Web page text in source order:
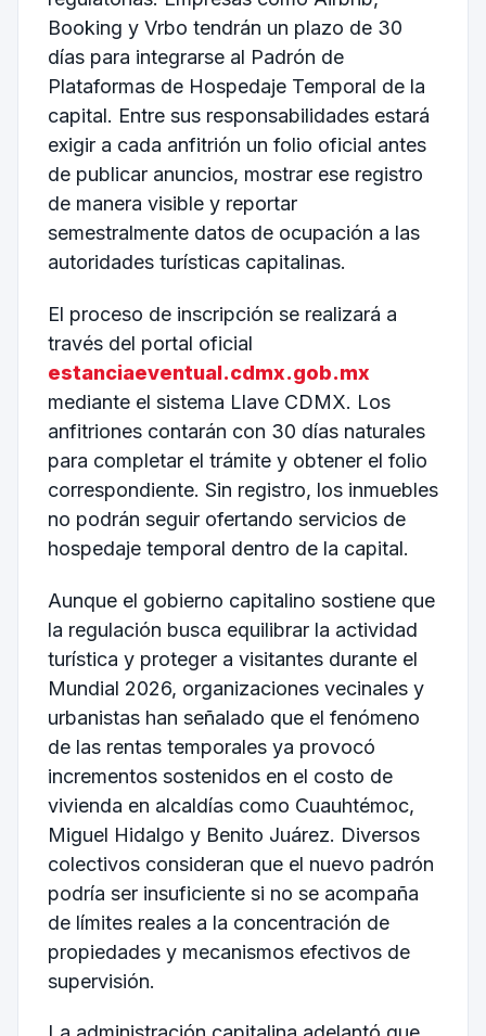
Booking y Vrbo tendrán un plazo de 30
días para integrarse al Padrón de
Plataformas de Hospedaje Temporal de la
capital. Entre sus responsabilidades estará
exigir a cada anfitrión un folio oficial antes
de publicar anuncios, mostrar ese registro
de manera visible y reportar
semestralmente datos de ocupación a las
autoridades turísticas capitalinas.
El proceso de inscripción se realizará a
través del portal oficial
estanciaeventual.cdmx.gob.mx
mediante el sistema Llave CDMX. Los
anfitriones contarán con 30 días naturales
para completar el trámite y obtener el folio
correspondiente. Sin registro, los inmuebles
no podrán seguir ofertando servicios de
hospedaje temporal dentro de la capital.
Aunque el gobierno capitalino sostiene que
la regulación busca equilibrar la actividad
turística y proteger a visitantes durante el
Mundial 2026, organizaciones vecinales y
urbanistas han señalado que el fenómeno
de las rentas temporales ya provocó
incrementos sostenidos en el costo de
vivienda en alcaldías como Cuauhtémoc,
Miguel Hidalgo y Benito Juárez. Diversos
colectivos consideran que el nuevo padrón
podría ser insuficiente si no se acompaña
de límites reales a la concentración de
propiedades y mecanismos efectivos de
supervisión.